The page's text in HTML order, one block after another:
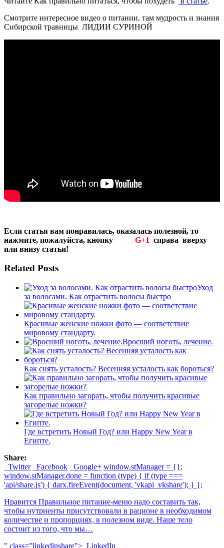
Смотрите интересное видео о питании, там мудрость и знания
Сибирской травницы ЛИДИИ СУРИНОЙ
Если статья вам понравилась, оказалась полезной, то
нажмите, пожалуйста, кнопку G+1 справа вверху
или внизу статьи!
Related Posts
Уход
за волосами. Как отрастить волосы быстро
Красивые женские ножки фото — соответствие
мировому стандарту.
Вросший ноготь, лечение.
Как снять усталость? Весенняя усталость как бороться?
Как правильно загорать, чтобы получить красивые
загорелые ножки?
Где встретить Новый Год? или Happy New Year в
Египте.
Share:
Twitter
Facebook Google+ window.stManager = {};
window.stManager.done = function (type) { if (type ===
'api/share.js') { darx.fireEvent(document, 'vkapi_vkshare'); } };
Нравится Правильное питание-меню надо составить так,
чтобы нутриенты присутствовали в рационе в необходимом
количестве и пропорциях, в полезном виде. Наше тело
состоит из того, что мы…
" class="linkedinshare"> LinkedIn